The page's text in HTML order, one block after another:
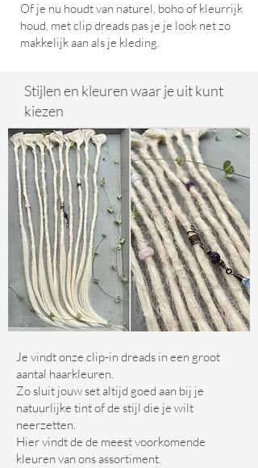
Of je nu houdt van naturel, boho of kleurrijk
houd, met clip dreads pas je je look net zo
makkelijk aan als je kleding.
Stijlen en kleuren waar je uit kunt
kiezen
Je vindt onze clip-in dreads in een groot
aantal haarkleuren.
Zo sluit jouw set altijd goed aan bij je
natuurlijke tint of de stijl die je wilt
neerzetten.
Hier vindt de de meest voorkomende
kleuren van ons assortiment.